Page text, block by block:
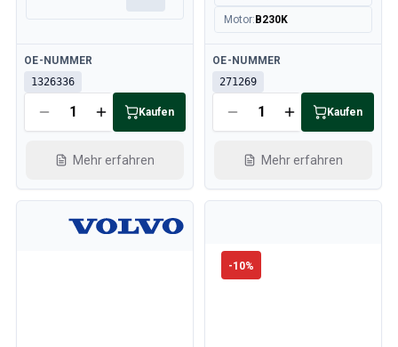
Verfügbar
OE-NUMMER
1326336
Kaufen
Mehr erfahren
Motor: B230K
Verfügbar
OE-NUMMER
271269
Kaufen
Mehr erfahren
-10%